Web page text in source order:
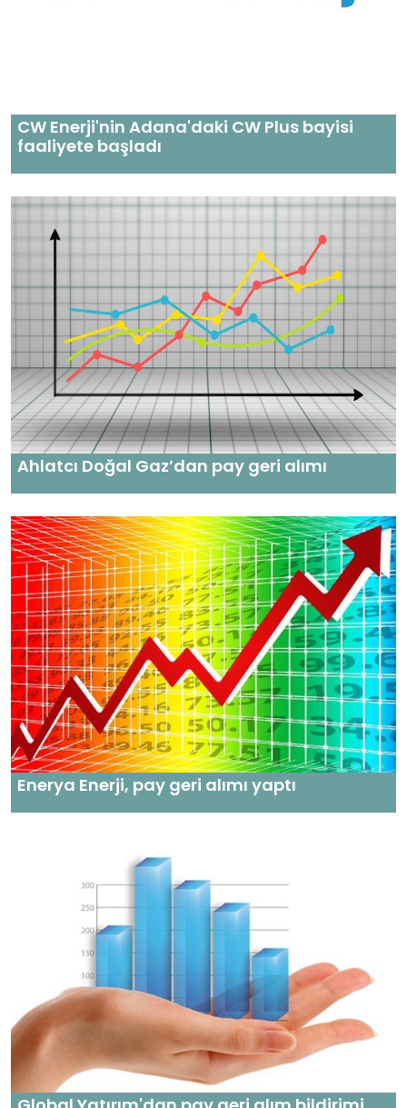
CW Enerji'nin Adana'daki CW Plus bayisi
faaliyete başladı
Ahlatcı Doğal Gaz’dan pay geri alımı
Enerya Enerji, pay geri alımı yaptı